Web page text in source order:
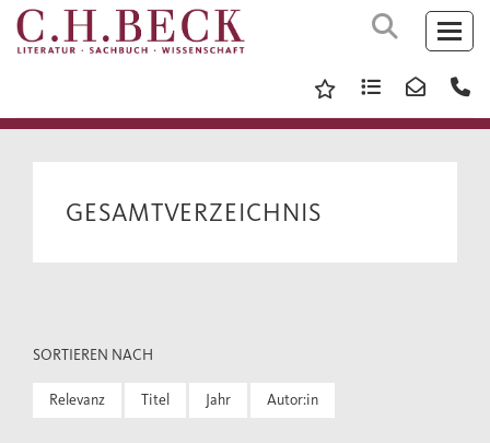
GESAMTVERZEICHNIS
SORTIEREN NACH
Relevanz Titel Jahr Autor:in